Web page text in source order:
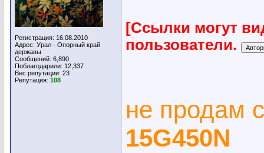
Регистрация: 16.08.2010
Адрес: Урал - Опорный край
державы
Сообщений: 6,890
Поблагодарили: 12,337
Вес репутации: 23
Репутация: 108
[Ссылки могут
пользователи.
не продам
15G450N